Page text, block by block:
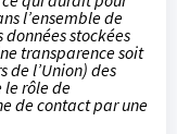
l’ensemble de
données stockées
transparence soit
de l’Union) des
le rôle de
de contact par une